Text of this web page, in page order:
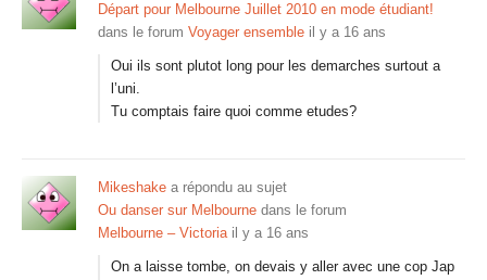
Départ pour Melbourne Juillet 2010 en mode étudiant!
dans le forum Voyager ensemble il y a 16 ans
Oui ils sont plutot long pour les demarches surtout a
l’uni.
Tu comptais faire quoi comme etudes?
Mikeshake a répondu au sujet
Ou danser sur Melbourne dans le forum
Melbourne – Victoria il y a 16 ans
On a laisse tombe, on devais y aller avec une cop Jap